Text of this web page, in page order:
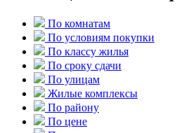
По комнатам
По условиям покупки
По классу жилья
По сроку сдачи
По улицам
Жилые комплексы
По району
По цене